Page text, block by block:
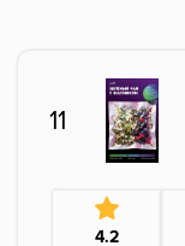
11
4.2